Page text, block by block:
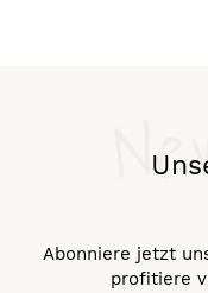
Abonniere jetzt
profitiere